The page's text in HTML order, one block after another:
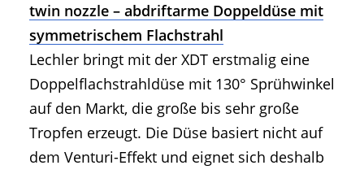
twin nozzle – abdriftarme Doppeldüse mit
symmetrischem Flachstrahl
Lechler bringt mit der XDT erstmalig eine
Doppelflachstrahldüse mit 130° Sprühwinkel
auf den Markt, die große bis sehr große
Tropfen erzeugt. Die Düse basiert nicht auf
dem Venturi-Effekt und eignet sich deshalb